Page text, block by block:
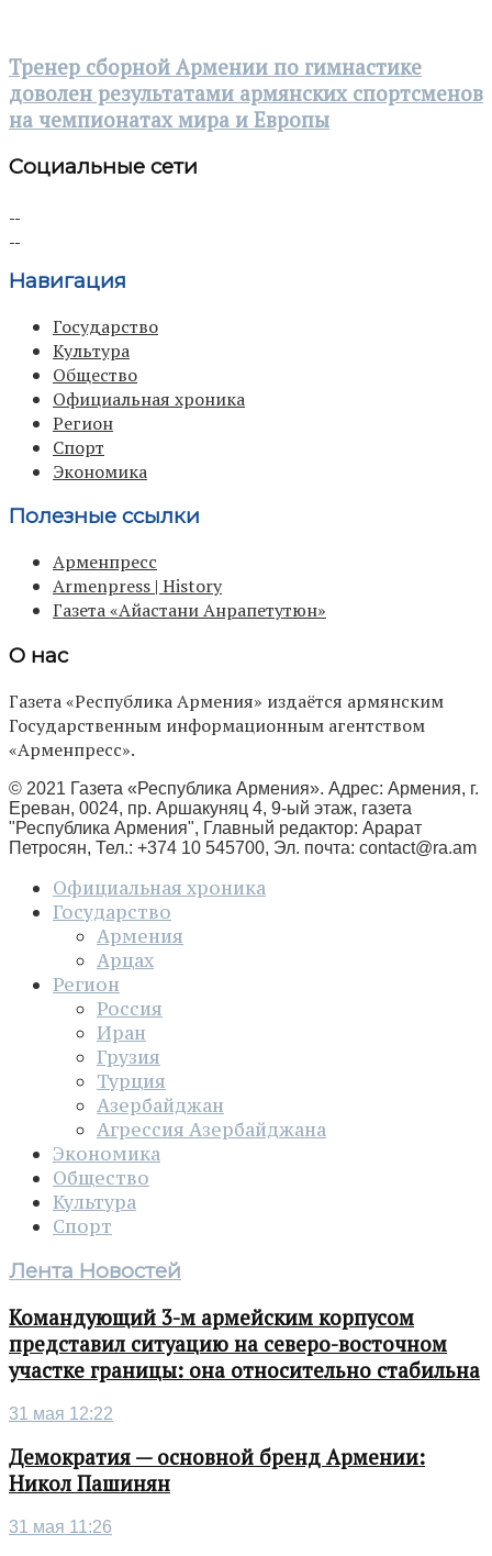
Тренер сборной Армении по гимнастике
доволен результатами армянских спортсменов
на чемпионатах мира и Европы
Социальные сети
Навигация
Государство
Культура
Общество
Официальная хроника
Регион
Спорт
Экономика
Полезные ссылки
Арменпресс
Armenpress | History
Газета «Айастани Анрапетутюн»
О нас
Газета «Республика Армения» издаётся армянским
Государственным информационным агентством
«Арменпресс».
© 2021 Газета «Республика Армения». Адрес: Армения, г.
Ереван, 0024, пр. Аршакуняц 4, 9-ый этаж, газета
"Республика Армения", Главный редактор: Арарат
Петросян, Тел.: +374 10 545700, Эл. почта: contact@ra.am
Официальная хроника
Государство
Армения
Арцах
Регион
Россия
Иран
Грузия
Турция
Азербайджан
Агрессия Азербайджана
Экономика
Общество
Культура
Спорт
Лента Новостей
Командующий 3-м армейским корпусом
представил ситуацию на северо-восточном
участке границы: она относительно стабильна
31 мая 12:22
Демократия — основной бренд Армении:
Никол Пашинян
31 мая 11:26